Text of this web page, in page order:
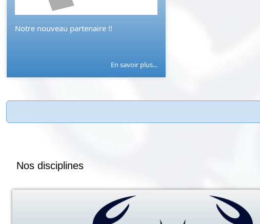
Notre nouveau partenaire !!
En savoir plus...
Nos disciplines